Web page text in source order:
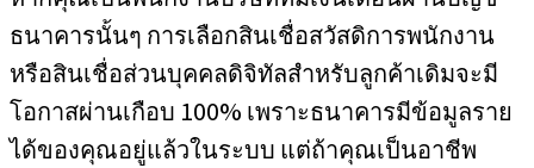
ธนาคารนั้นๆ การเลือกสินเชื่อสวัสดิการพนักงาน
หรือสินเชื่อส่วนบุคคลดิจิทัลสำหรับลูกค้าเดิมจะมี
โอกาสผ่านเกือบ 100% เพราะธนาคารมีข้อมูลราย
ได้ของคุณอยู่แล้วในระบบ แต่ถ้าคุณเป็นอาชีพ